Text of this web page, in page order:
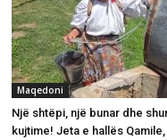
Maqedoni
Një shtëpi, një bunar dhe
kujtime! Jeta e hallës